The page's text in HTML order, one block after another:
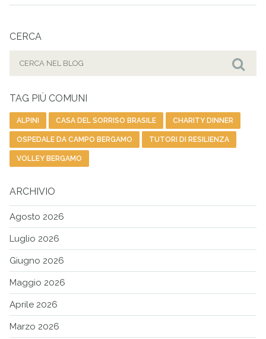
CERCA
TAG PIÙ COMUNI
ALPINI CASA DEL SORRISO BRASILE CHARITY DINNER
OSPEDALE DA CAMPO BERGAMO TUTORI DI RESILIENZA
VOLLEY BERGAMO
ARCHIVIO
Agosto 2026
Luglio 2026
Giugno 2026
Maggio 2026
Aprile 2026
Marzo 2026